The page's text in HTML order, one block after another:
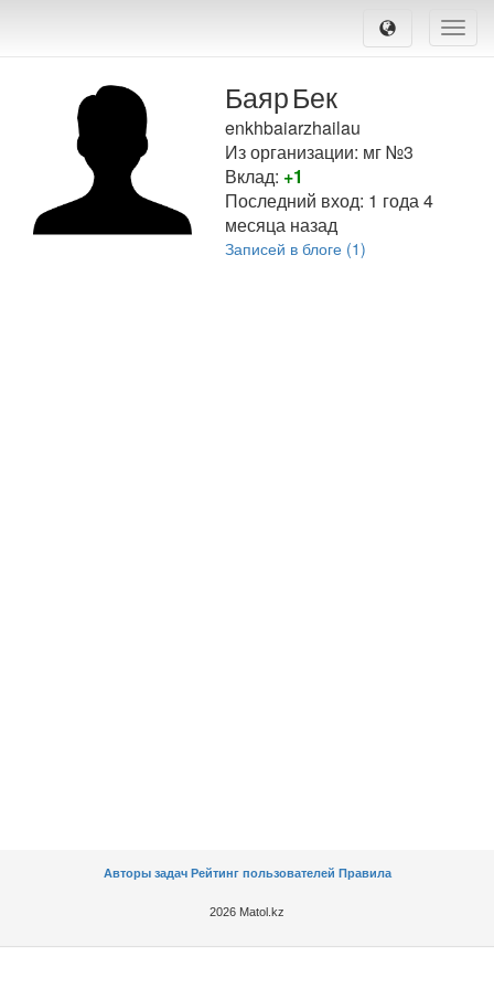
Toggle
БаярБек
enkhbaiarzhailau
Из организации: мг №3
Вклад: +1
Последний вход: 1 года 4
месяца назад
Записей в блоге (1)
Авторы задач Рейтинг пользователей Правила
2026 Matol.kz